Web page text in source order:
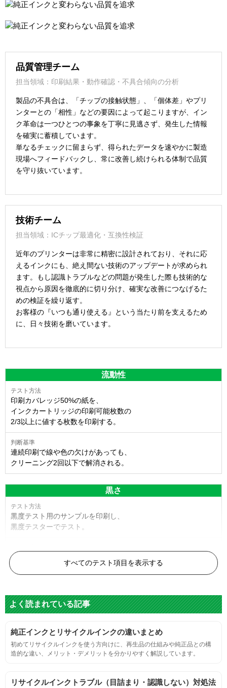
品質管理チーム
担当領域：印刷結果・動作確認・不具合傾向の分析
製品の不具合は、「チップの接触状態」、「個体差」やプリ
ンターとの「相性」などの要因によって起こりますが、イン
ク革命は一つひとつの事象を丁寧に見逃さず、発生した情報
を確実に蓄積しています。
単なるチェックに留まらず、得られたデータを速やかに製造
現場へフィードバックし、常に改善し続けられる体制で品質
を守り抜いています。
技術チーム
担当領域：ICチップ最適化・互換性検証
近年のプリンターは非常に精密に設計されており、それに応
えるインクにも、絶え間ない技術のアップデートが求められ
ます。もし認識トラブルなどの問題が発生した際も技術的な
視点から原因を徹底的に切り分け、確実な改善につなげるた
めの検証を繰り返す。
お客様の『いつも通り使える』という当たり前を支えるため
に、日々技術を磨いています。
流動性
印刷カバレッジ50%の紙を、
インクカートリッジの印刷可能枚数の
2/3以上に値する枚数を印刷する。
連続印刷で線や色の欠けがあっても、
クリーニング2回以下で解消される。
黒さ
黒度テスト用のサンプルを印刷し、
黒度テスターでテスト。
黒度の技術基準に適合する。
標準カラーサンプルを印刷する。
鮮やか、リアル、彩度、シャープなど、
標準カラ―サンプルと比べて大きな違いがないこと。
におい
すべてのテスト項目を表示する
よく読まれている記事
純正インクとリサイクルインクの違いまとめ
初めてリサイクルインクを使う方向けに、再生品の仕組みや純正品との構
造的な違い、メリット・デメリットを分かりやすく解説しています。
リサイクルインクトラブル（目詰まり・認識しない）対処法